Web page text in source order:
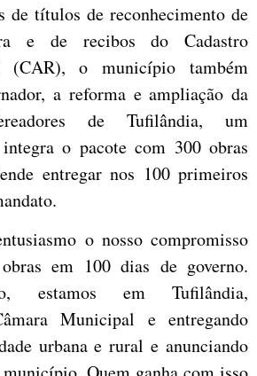
de títulos de reconhecimento de
e de recibos do Cadastro
(CAR), o município também
a reforma e ampliação da
de Tufilândia, um
o pacote com 300 obras
entregar nos 100 primeiros
o nosso compromisso
em 100 dias de governo.
estamos em Tufilândia,
Municipal e entregando
urbana e rural e anunciando